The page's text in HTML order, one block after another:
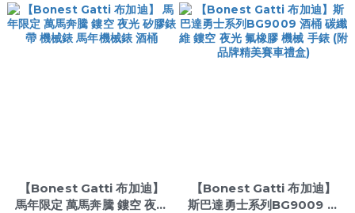
【Bonest Gatti 布加迪】
馬年限定 萬馬奔騰 鏤空 夜光
【Bonest Gatti 布加迪】
斯巴達勇士系列BG9009 酒